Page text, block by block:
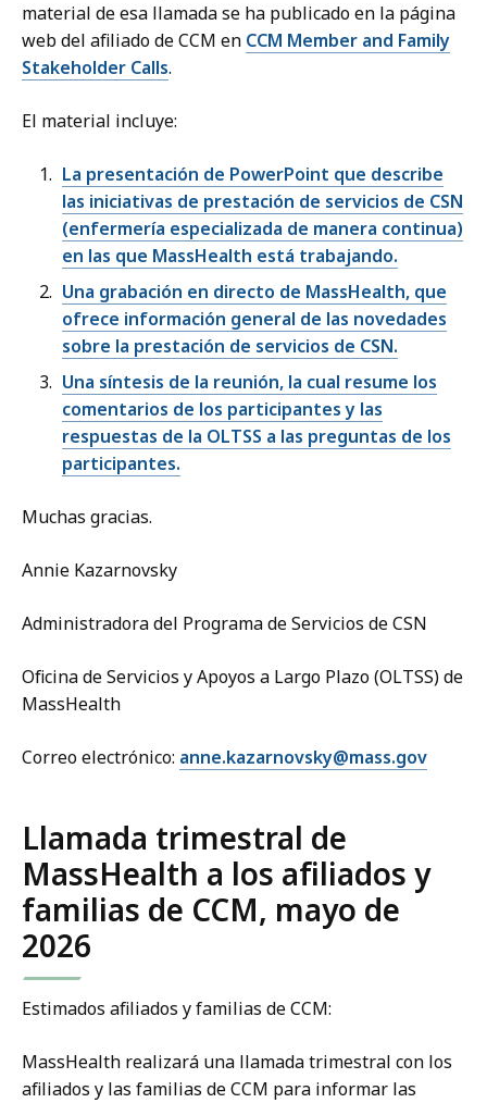
material de esa llamada se ha publicado en la página
web del afiliado de CCM en CCM Member and Family
Stakeholder Calls.
El material incluye:
La presentación de PowerPoint que describe
las iniciativas de prestación de servicios de CSN
(enfermería especializada de manera continua)
en las que MassHealth está trabajando.
Una grabación en directo de MassHealth, que
ofrece información general de las novedades
sobre la prestación de servicios de CSN.
Una síntesis de la reunión, la cual resume los
comentarios de los participantes y las
respuestas de la OLTSS a las preguntas de los
participantes.
Muchas gracias.
Annie Kazarnovsky
Administradora del Programa de Servicios de CSN
Oficina de Servicios y Apoyos a Largo Plazo (OLTSS) de
MassHealth
Correo electrónico: anne.kazarnovsky@mass.gov
Llamada trimestral de
MassHealth a los afiliados y
familias de CCM, mayo de
2026
Estimados afiliados y familias de CCM:
MassHealth realizará una llamada trimestral con los
afiliados y las familias de CCM para informar las